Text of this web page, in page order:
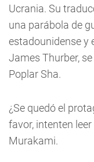
Ucrania. Su
una parábola de
estadounidense y
James Thurber,
Poplar Sha.
¿Se quedó el
favor, intenten
Murakami.